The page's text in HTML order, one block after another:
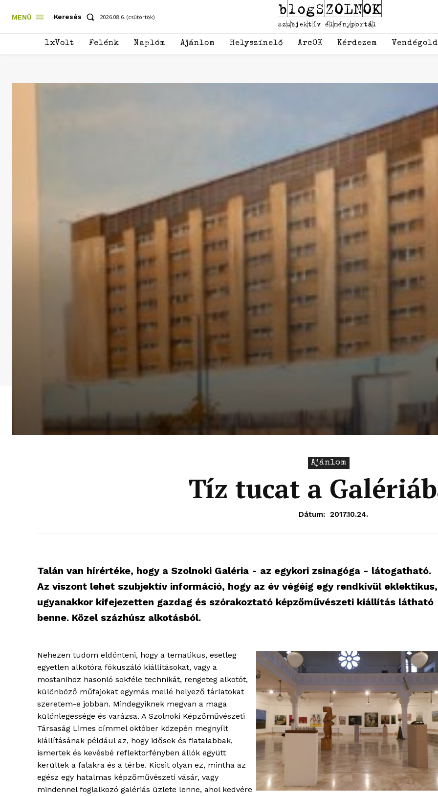
MENÜ Keresés 2026.08.6. (csütörtök)
1xVolt Felénk Naplóm Ajánlom Helyszínelő ArcOK Kérdezem
Ajánlom
Tíz tucat a
Dátum: 2017.10.24.
Talán van hírértéke, hogy a Szolnoki Galéria - az egykori zsinagóga - látogatható.
Az viszont lehet szubjektív információ, hogy az év végéig egy rendkívül eklektikus,
ugyanakkor kifejezetten gazdag és szórakoztató képzőművészeti kiállítás látható
benne. Közel százhúsz alkotásból.
Nehezen tudom eldönteni, hogy a tematikus, esetleg
egyetlen alkotóra fókuszáló kiállításokat, vagy a
mostanihoz hasonló sokféle technikát, rengeteg alkotót,
különböző műfajokat egymás mellé helyező tárlatokat
szeretem-e jobban. Mindegyiknek megvan a maga
különlegessége és varázsa. A Szolnoki Képzőművészeti
Társaság Limes címmel október közepén megnyílt
kiállításának például az, hogy idősek és fiatalabbak,
ismertek és kevésbé reflektorfényben állók együtt
kerültek a falakra és a térbe. Kicsit olyan ez, mintha az
egész egy hatalmas képzőművészeti vásár, vagy
mindennel foglalkozó galériás üzlete lenne, ahol kedvére